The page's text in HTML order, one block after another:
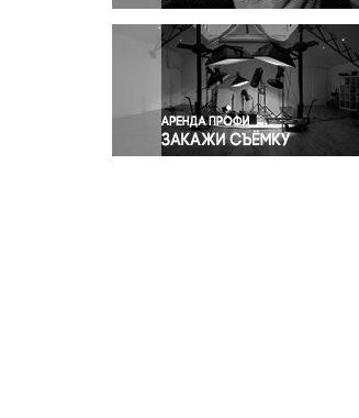
Светская жизнь
Спорт
Экология
Экономика и бизнес